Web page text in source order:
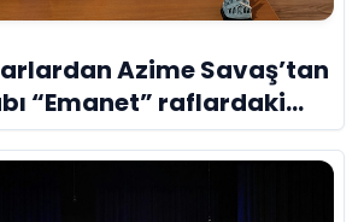
Azime Savaş’tan
“Emanet” raflardaki